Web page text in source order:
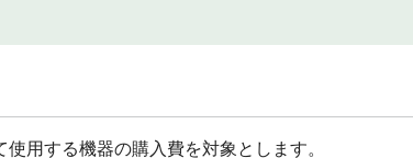
用する機器の購入費を対象とします。